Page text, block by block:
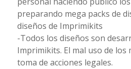
preparando mega packs de
diseños de Imprimikits
-Todos los diseños son
Imprimikits. El mal uso de los
toma de acciones legales.